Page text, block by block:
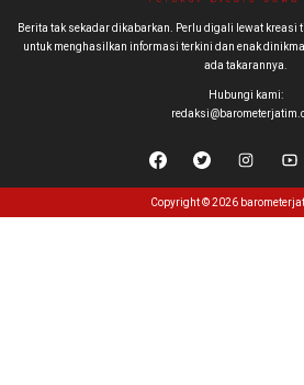
Berita tak sekadar dikabarkan. Perlu digali lewat
untuk menghasilkan informasi terkini dan enak
ada takarannya.
Hubungi kami:
Copyright © 2026